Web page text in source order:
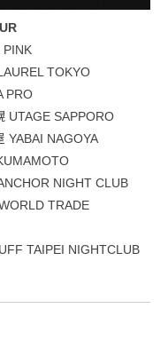
PINK
TOKYO
PRO
UTAGE SAPPORO
YABAI NAGOYA
NIGHT CLUB
TRADE
TAIPEI NIGHTCLUB